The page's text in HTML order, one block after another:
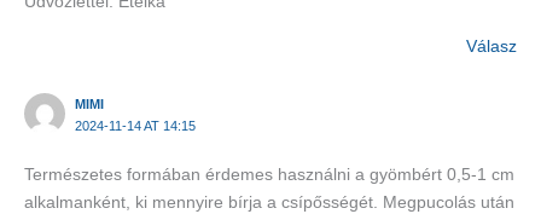
Válasz
MIMI
2024-11-14 AT 14:15
Természetes formában érdemes használni a gyömbért 0,5-1 cm
alkalmanként, ki mennyire bírja a csípősségét. Megpucolás után